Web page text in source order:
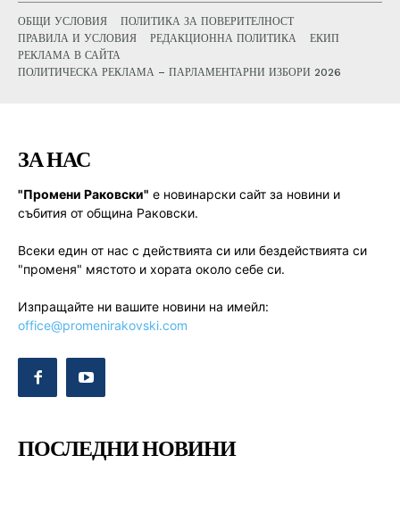
ОБЩИ УСЛОВИЯ
ПОЛИТИКА ЗА ПОВЕРИТЕЛНОСТ
ПРАВИЛА И УСЛОВИЯ
РЕДАКЦИОННА ПОЛИТИКА
ЕКИП
РЕКЛАМА В САЙТА
ПОЛИТИЧЕСКА РЕКЛАМА – ПАРЛАМЕНТАРНИ ИЗБОРИ 2026
ЗА НАС
"Промени Раковски" е новинарски сайт за новини и
събития от община Раковски.
Всеки един от нас с действията си или бездействията си
"променя" мястото и хората около себе си.
Изпращайте ни вашите новини на имейл:
office@promenirakovski.com
ПОСЛЕДНИ НОВИНИ